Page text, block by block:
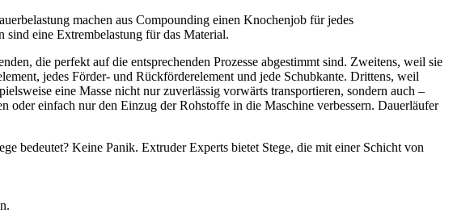
machen aus Compounding einen Knochenjob für jedes
sind eine Extrembelastung für das Material.
die perfekt auf die entsprechenden Prozesse abgestimmt sind. Zweitens, weil sie
jedes Förder- und Rückförderelement und jede Schubkante. Drittens, weil
eine Masse nicht nur zuverlässig vorwärts transportieren, sondern auch –
oder einfach nur den Einzug der Rohstoffe in die Maschine verbessern. Dauerläufer
bedeutet? Keine Panik. Extruder Experts bietet Stege, die mit einer Schicht von